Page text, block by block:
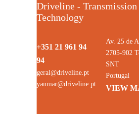
Driveline - Transmission
Technology
+351 21 961 94
94
geral@driveline.pt
yanmar@driveline.pt
Av. 25 de
2705-902
SNT
Portugal
VIEW